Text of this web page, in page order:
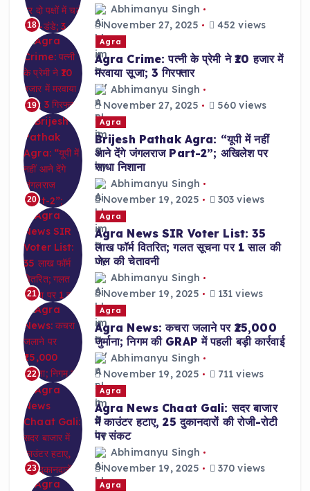
18
Abhimanyu Singh
November 27, 2025
452 views
19
Agra
Agra Crime: पत्नी के प्रेमी ने ₹10 हजार में
मरवाया सूजा; 3 गिरफ्तार
Abhimanyu Singh
November 27, 2025
560 views
20
Agra
Brijesh Pathak Agra: “यूपी में नहीं
आने देंगे जंगलराज Part-2”; अखिलेश पर
साधा निशाना
Abhimanyu Singh
November 19, 2025
303 views
21
Agra
Agra News SIR Voter List: 35
लाख फॉर्म वितरित; गलत सूचना पर 1 साल की
जेल की चेतावनी
Abhimanyu Singh
November 19, 2025
131 views
22
Agra
Agra News: कचरा जलाने पर ₹25,000
जुर्माना; निगम की GRAP में पहली बड़ी कार्रवाई
Abhimanyu Singh
November 19, 2025
711 views
23
Agra
Agra News Chaat Gali: सदर बाजार
में काउंटर हटाए, 25 दुकानदारों की रोजी-रोटी
पर संकट
Abhimanyu Singh
November 19, 2025
370 views
Agra